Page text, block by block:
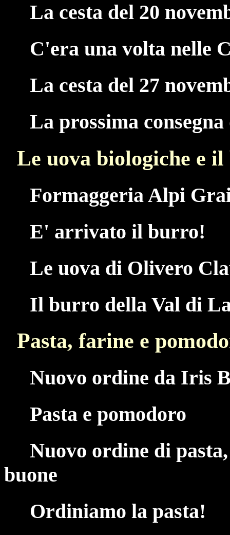
La cesta del 20
C'era una volta nelle
La cesta del 27
La prossima
Le uova biologiche e
Formaggeria Alpi
E' arrivato il burro!
Le uova di Olivero
Il burro della Val di
Pasta, farine e
Nuovo ordine da Iris
Pasta e pomodoro
Nuovo ordine di
buone
Ordiniamo la pasta!